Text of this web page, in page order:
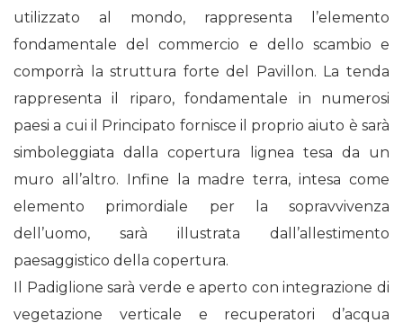
utilizzato al mondo, rappresenta l’elemento
fondamentale del commercio e dello scambio e
comporrà la struttura forte del Pavillon. La tenda
rappresenta il riparo, fondamentale in numerosi
paesi a cui il Principato fornisce il proprio aiuto è sarà
simboleggiata dalla copertura lignea tesa da un
muro all’altro. Infine la madre terra, intesa come
elemento primordiale per la sopravvivenza
dell’uomo, sarà illustrata dall’allestimento
paesaggistico della copertura.
Il Padiglione sarà verde e aperto con integrazione di
vegetazione verticale e recuperatori d’acqua